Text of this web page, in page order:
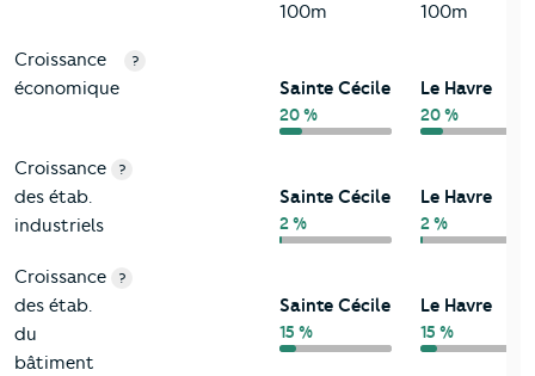
100m
100m
Croissance
économique
?
Sainte Cécile
20 %
Le Havre
20 %
Croissance
des étab.
industriels
?
Sainte Cécile
2 %
Le Havre
2 %
Croissance
des étab.
du
bâtiment
?
Sainte Cécile
15 %
Le Havre
15 %